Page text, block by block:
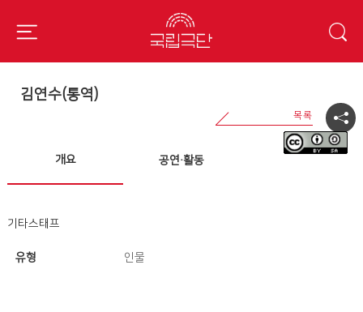
김연수(통역)
개요 공연·활동
기타스태프
유형 인물